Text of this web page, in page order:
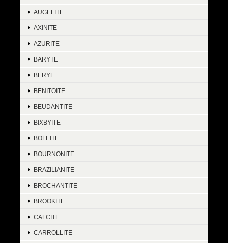
AUGELITE
AXINITE
AZURITE
BARYTE
BERYL
BENITOITE
BEUDANTITE
BIXBYITE
BOLEITE
BOURNONITE
BRAZILIANITE
BROCHANTITE
BROOKITE
CALCITE
CARROLLITE